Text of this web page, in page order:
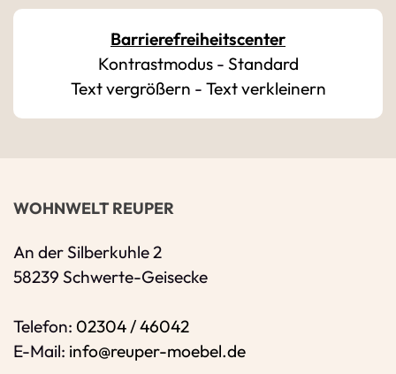
Barrierefreiheitscenter
Kontrastmodus- Standard
Text vergrößern - Text verkleinern
WOHNWELT REUPER
An der Silberkuhle 2
58239 Schwerte-Geisecke
Telefon: 02304 / 46042
E-Mail: info@reuper-moebel.de
E-Mail-Adresse*
Bitte geben Sie eine gültige E-Mail-Adresse
Telefon*
Ihr Wunschtermin / Rückruf
Datum